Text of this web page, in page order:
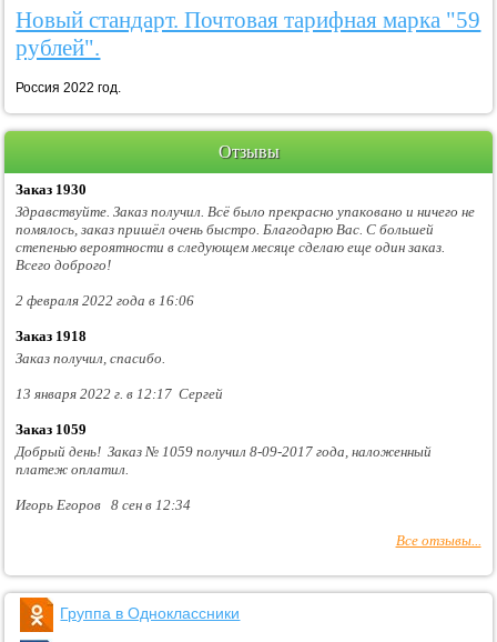
Новый стандарт. Почтовая тарифная марка "59
рублей".
Россия 2022 год.
Отзывы
Заказ 1930
Здравствуйте. Заказ получил. Всё было прекрасно упаковано и ничего не
помялось, заказ пришёл очень быстро. Благодарю Вас. С большей
степенью вероятности в следующем месяце сделаю еще один заказ.
Всего доброго!
2 февраля 2022 года в 16:06
Заказ 1918
Заказ получил, спасибо.
13 января 2022 г. в 12:17 Сергей
Заказ 1059
Добрый день! Заказ № 1059 получил 8-09-2017 года, наложенный
платеж оплатил.
Игорь Егоров 8 сен в 12:34
Все отзывы...
Группа в Одноклассники